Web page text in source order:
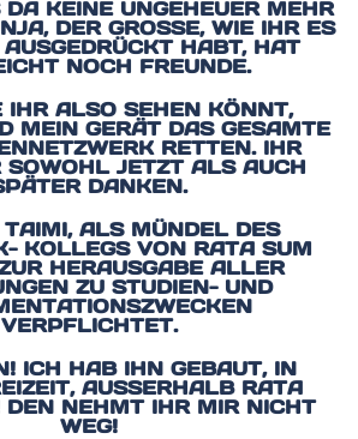
DA KEINE UNGEHEUER MEHR
DER GROSSE, WIE IHR ES S
HABT, HAT V
NOCH FREUNDE.
IHR ALSO SEHEN KÖNNT,
MEIN GERÄT DAS GESAMTE
RETTEN. IHR
SOWOHL JETZT ALS AUCH
DANKEN.
ALS MÜNDEL DES
KOLLEGS VON RATA SUM
HERAUSGABE ALLER
ZU STUDIEN- UND
VERPFLICHTET.
ICH HAB IHN GEBAUT, IN
AUSSERHALB RATA S
NEHMT IHR MIR NICHT W
EG!